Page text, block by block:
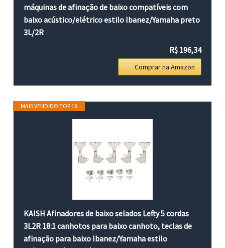
máquinas de afinação de baixo compatíveis com
baixo acústico/elétrico estilo Ibanez/Yamaha preto
3L/2R
R$ 196,34
Comprar na Amazon
MAIS VENDIDO TOP 19
KAISH Afinadores de baixo selados Lefty 5 cordas
3L2R 18:1 canhotos para baixo canhoto, teclas de
afinação para baixo Ibanez/Yamaha estilo